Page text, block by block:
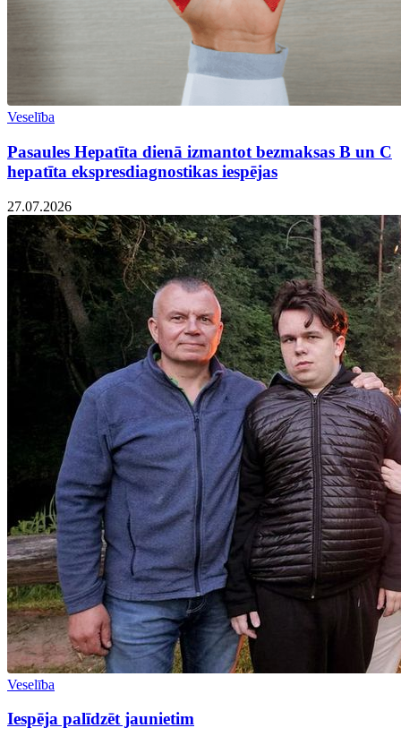
Veselība
Pasaules Hepatīta dienā izmantot bezmaksas B un C
hepatīta ekspresdiagnostikas iespējas
27.07.2026
Veselība
Iespēja palīdzēt jaunietim